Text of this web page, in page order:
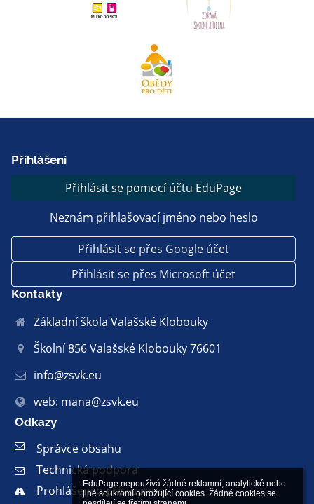
EduPage nepoužívá žádné reklamní, analytické nebo
jiné soukromí ohrožující cookies. Žádné cookies se
Přihlášení
Přihlásit se pomocí účtu EduPage
Neznám přihlašovací jméno nebo heslo
Přihlásit se přes Google účet
Přihlásit se přes Microsoft účet
Kontakty
Základní škola Valašské Klobouky
Školní 856 Valašské Klobouky 76601
info@zsvk.eu
web: mana@zsvk.eu
Odkazy
Správce obsahu
Technická podpora
Prohlášení o přístupnosti